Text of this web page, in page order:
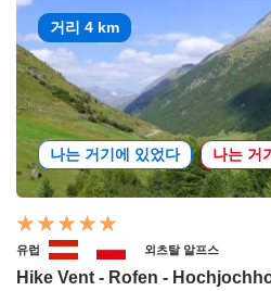
거리 4 km
나는 거기에 있었다 나는 거
유럽 외츠탈 알프스
Hike Vent - Rofen -